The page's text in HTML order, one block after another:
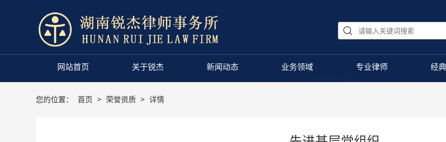
网站首页 关于锐杰 新闻动态 业务领域 专业律师 经
您的位置： 首页 > 荣誉资质 > 详情